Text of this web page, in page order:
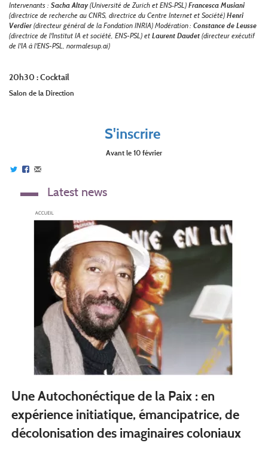
Intervenants : Sacha Altay(Université de Zurich et ENS‑PSL) Francesca Musiani
(directrice de recherche au CNRS, directrice du Centre Internet et Société) Henri
Verdier(directeur général de la Fondation INRIA) Modération : Constance de Leusse
(directrice de l'Institut IA et société, ENS-PSL) et Laurent Daudet (directeur exécutif
de l'IA à l'ENS-PSL, normalesup.ai)
20h30 : Cocktail
Salon de la Direction
S'inscrire
Avant le 10 février
Latest news
Une Autochonéctique de la Paix : en
expérience initiatique, émancipatrice, de
décolonisation des imaginaires coloniaux